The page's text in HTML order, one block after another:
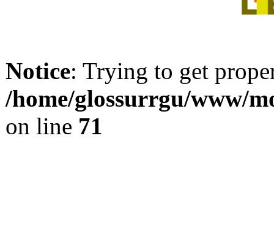
Notice: Trying to get
/home/glossurrgu/www/
on line 71